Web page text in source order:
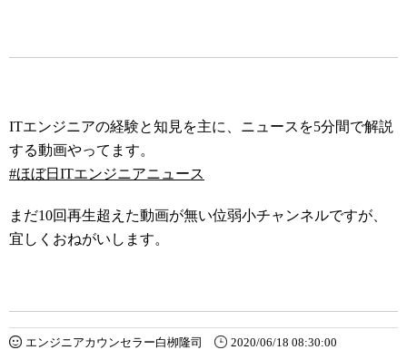
ITエンジニアの経験と知見を主に、ニュースを5分間で解説
する動画やってます。
#ほぼ日ITエンジニアニュース
まだ10回再生超えた動画が無い位弱小チャンネルですが、
宜しくおねがいします。
エンジニアカウンセラー白栁隆司
2020/06/18 08:30:00